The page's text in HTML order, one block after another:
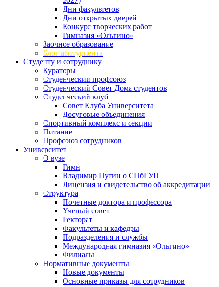
Дни факультетов
Дни открытых дверей
Конкурс творческих работ
Гимназия «Ольгино»
Заочное образование
Блог абитуриента
Студенту и сотруднику
Кураторы
Студенческий профсоюз
Студенческий Совет Дома студентов
Студенческий клуб
Совет Клуба Университета
Досуговые объединения
Спортивный комплекс и секции
Питание
Профсоюз сотрудников
Университет
О вузе
Гимн
Владимир Путин о СПбГУП
Лицензия и свидетельство об аккредитации
Структура
Почетные доктора и профессора
Ученый совет
Ректорат
Факультеты и кафедры
Подразделения и службы
Международная гимназия «Ольгино»
Филиалы
Нормативные документы
Новые документы
Основные приказы для сотрудников